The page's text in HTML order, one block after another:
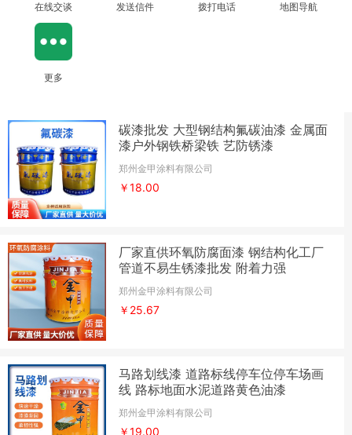
在线交谈 发送信件 拨打电话 地图导航
更多
碳漆批发 大型钢结构氟碳油漆 金属面
漆户外钢铁桥梁铁 艺防锈漆
郑州金甲涂料有限公司
￥18.00
厂家直供环氧防腐面漆 钢结构化工厂
管道不易生锈漆批发 附着力强
郑州金甲涂料有限公司
￥25.67
马路划线漆 道路标线停车位停车场画
线 路标地面水泥道路黄色油漆
郑州金甲涂料有限公司
￥19.00